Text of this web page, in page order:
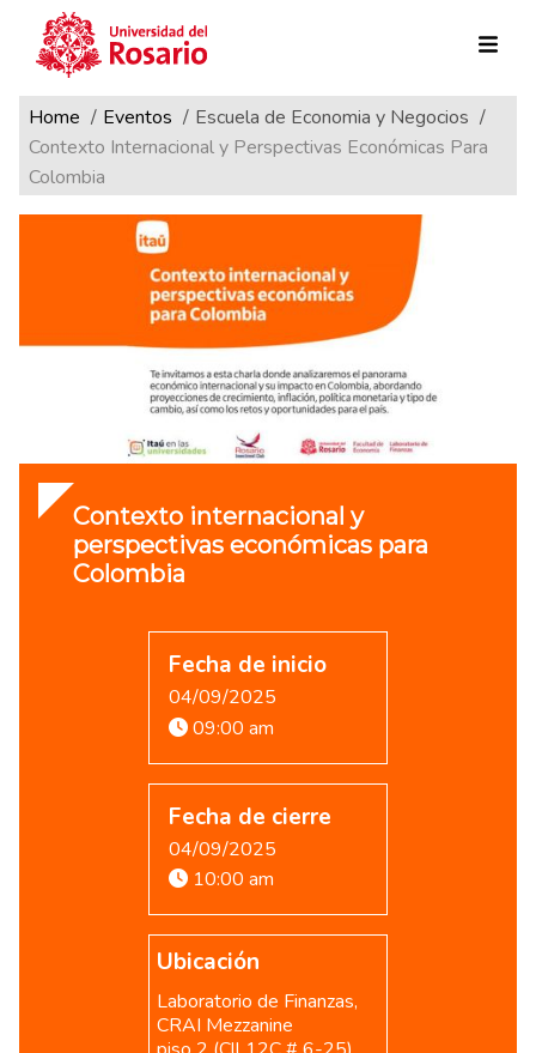
Pasar al contenido principal
Ruta de navegación
Home Eventos
Escuela de Economia y Negocios
Contexto Internacional y Perspectivas Económicas Para
Colombia
Contexto internacional y
perspectivas económicas para
Colombia
Fecha de inicio
04/09/2025
09:00 am
Fecha de cierre
04/09/2025
10:00 am
Ubicación
Laboratorio de Finanzas,
CRAI Mezzanine